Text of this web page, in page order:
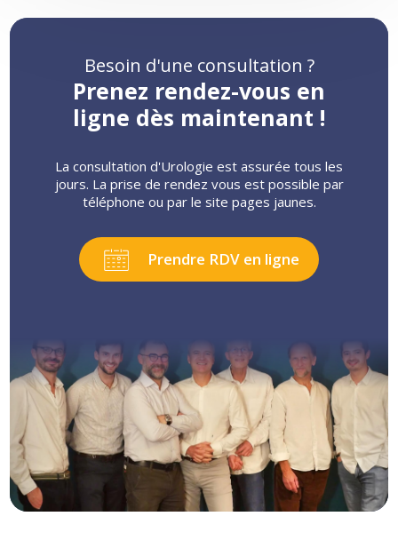
Besoin d'une consultation ?
Prenez rendez-vous en
ligne dès maintenant !
La consultation d'Urologie est assurée tous les
jours. La prise de rendez vous est possible par
téléphone ou par le site pages jaunes.
Prendre RDV en ligne